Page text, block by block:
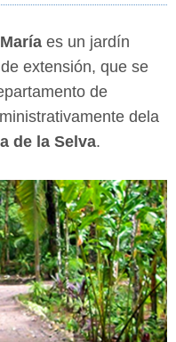
es un jardín
extensión, que se
de
dela
de la Selva.